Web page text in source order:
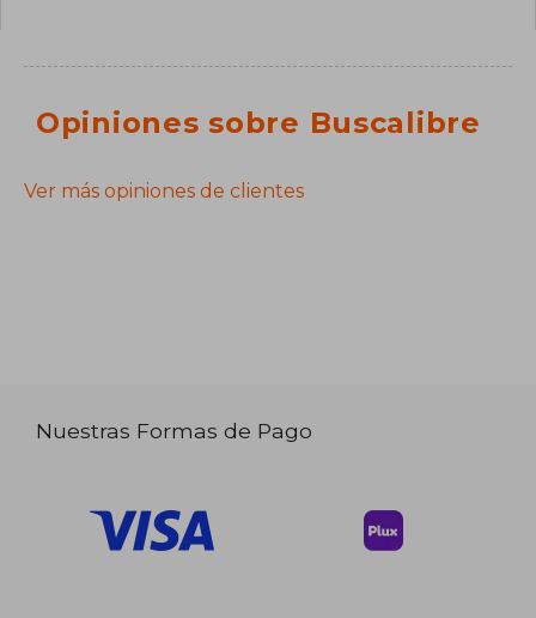
Opiniones sobre Buscalibre
Ver más opiniones de clientes
Nuestras Formas de Pago